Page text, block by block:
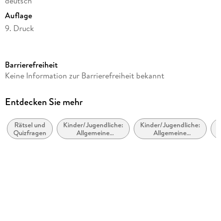
Auflage
9. Druck
Altersempfehlung
Reihe
Autor/Autorin
Agnes Spiecker
Barrierefreiheit
Keine Information zur Barrierefreiheit bekannt
Entdecken Sie mehr
Rätsel und
Quizfragen
Kinder/Jugendliche:
Allgemeine
Interessen: Humor
Kinder/Jugendliche:
Allgemeine
Interessen: Rätsel-